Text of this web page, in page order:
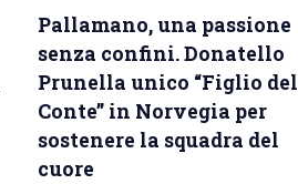
Pallamano, una passione
senza confini. Donatello
Prunella unico “Figlio del
Conte” in Norvegia per
sostenere la squadra del
cuore